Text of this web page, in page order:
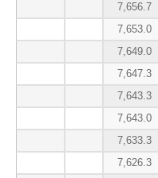
7,656.7
7,653.0
7,649.0
7,647.3
7,643.3
7,643.0
7,633.3
7,626.3